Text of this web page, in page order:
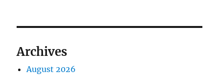
Archives
August 2026